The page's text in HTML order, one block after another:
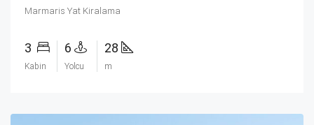
Marmaris Yat Kiralama
3
Kabin
6
Yolcu
28
m